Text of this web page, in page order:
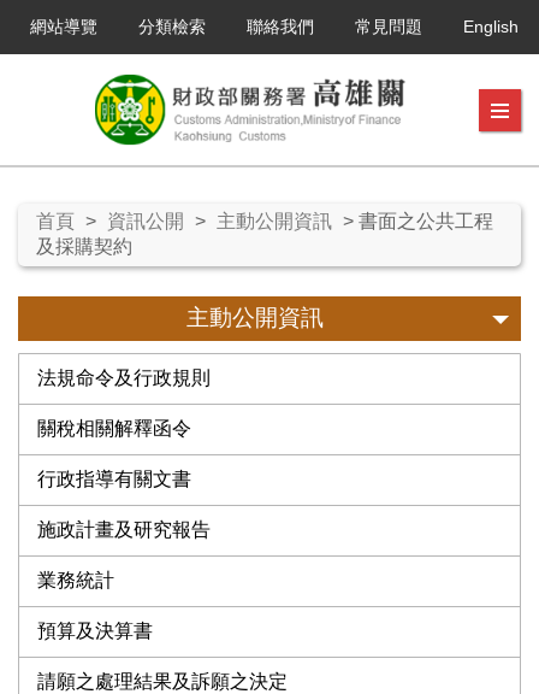
網站導覽 分類檢索 聯絡我們 常見問題 English
首頁 > 資訊公開 > 主動公開資訊 > 書面之公共工程
及採購契約
主動公開資訊
法規命令及行政規則
關稅相關解釋函令
行政指導有關文書
施政計畫及研究報告
業務統計
預算及決算書
請願之處理結果及訴願之決定